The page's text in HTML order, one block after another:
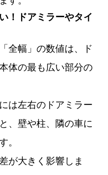
！ドアミラーやタイ
全幅」の数値は、ド
体の最も広い部分の
は左右のドアミラー
、壁や柱、隣の車に
。
が大きく影響しま